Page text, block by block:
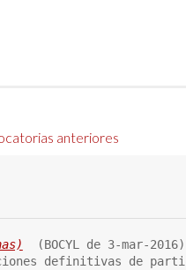
anteriores
(BOCYL de 3-mar-
definitivas de